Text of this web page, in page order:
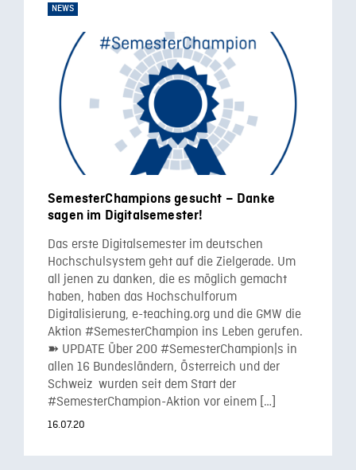
NEWS
SemesterChampions gesucht – Danke
sagen im Digitalsemester!
Das erste Digitalsemester im deutschen
Hochschulsystem geht auf die Zielgerade. Um
all jenen zu danken, die es möglich gemacht
haben, haben das Hochschulforum
Digitalisierung, e-teaching.org und die GMW die
Aktion #SemesterChampion ins Leben gerufen.
➽ UPDATE Über 200 #SemesterChampion|s in
allen 16 Bundesländern, Österreich und der
Schweiz wurden seit dem Start der
#SemesterChampion-Aktion vor einem […]
16.07.20